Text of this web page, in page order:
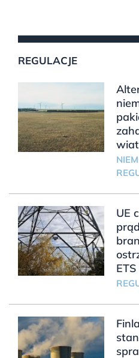
REGULACJE
UE
ETS